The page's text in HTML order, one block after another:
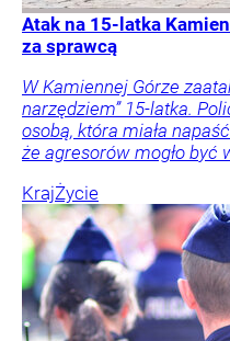
Atak na 15-latka
za sprawcą
W Kamiennej Górze
narzędziem” 15-latka.
osobą, która miała
że agresorów mogło być
KrajŻycie